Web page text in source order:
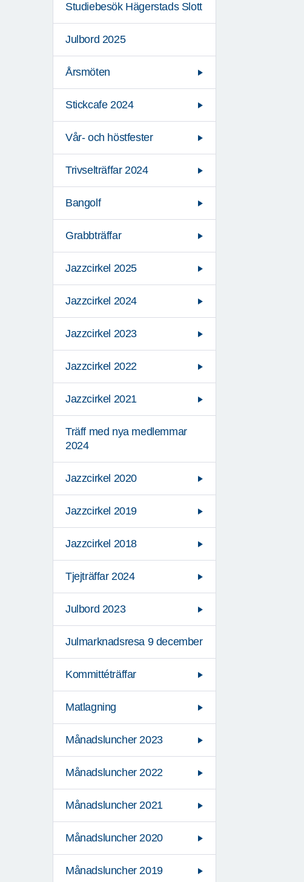
Studiebesök Hägerstads Slott
Julbord 2025
Årsmöten
Stickcafe 2024
Vår- och höstfester
Trivselträffar 2024
Bangolf
Grabbträffar
Jazzcirkel 2025
Jazzcirkel 2024
Jazzcirkel 2023
Jazzcirkel 2022
Jazzcirkel 2021
Träff med nya medlemmar
2024
Jazzcirkel 2020
Jazzcirkel 2019
Jazzcirkel 2018
Tjejträffar 2024
Julbord 2023
Julmarknadsresa 9 december
Kommittéträffar
Matlagning
Månadsluncher 2023
Månadsluncher 2022
Månadsluncher 2021
Månadsluncher 2020
Månadsluncher 2019